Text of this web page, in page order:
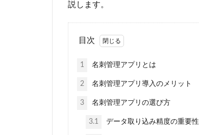
説します。
目次
1 名刺管理アプリとは
2 名刺管理アプリ導入のメリット
3 名刺管理アプリの選び方
3.1 データ取り込み精度の重要性